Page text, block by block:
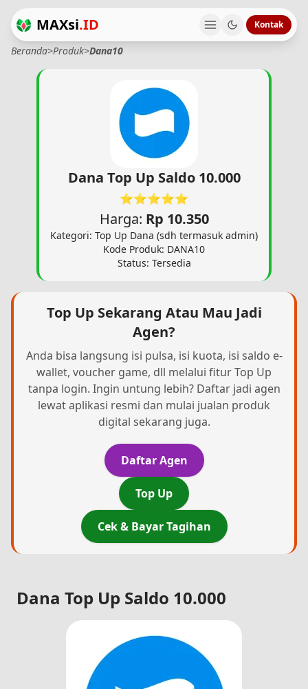
MAXsi.ID Kontak
Beranda>Produk>Dana10
Dana Top Up Saldo 10.000
⭐⭐⭐⭐⭐
Harga: Rp 10.350
Kategori: Top Up Dana (sdh termasuk admin)
Kode Produk: DANA10
Status: Tersedia
Top Up Sekarang Atau Mau Jadi
Agen?
Anda bisa langsung isi pulsa, isi kuota, isi saldo e-
wallet, voucher game, dll melalui fitur Top Up
tanpa login. Ingin untung lebih? Daftar jadi agen
lewat aplikasi resmi dan mulai jualan produk
digital sekarang juga.
Daftar Agen
Top Up
Cek & Bayar Tagihan
Dana Top Up Saldo 10.000